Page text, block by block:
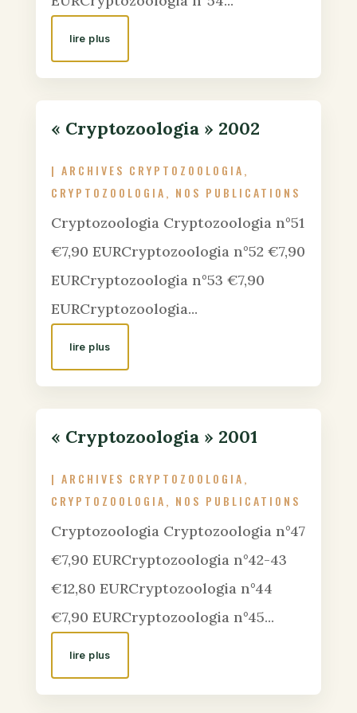
lire plus
« Cryptozoologia » 2002
| ARCHIVES CRYPTOZOOLOGIA,
CRYPTOZOOLOGIA, NOS PUBLICATIONS
Cryptozoologia Cryptozoologia n°51
€7,90 EURCryptozoologia n°52 €7,90
EURCryptozoologia n°53 €7,90
EURCryptozoologia...
lire plus
« Cryptozoologia » 2001
| ARCHIVES CRYPTOZOOLOGIA,
CRYPTOZOOLOGIA, NOS PUBLICATIONS
Cryptozoologia Cryptozoologia n°47
€7,90 EURCryptozoologia n°42-43
€12,80 EURCryptozoologia n°44
€7,90 EURCryptozoologia n°45...
lire plus